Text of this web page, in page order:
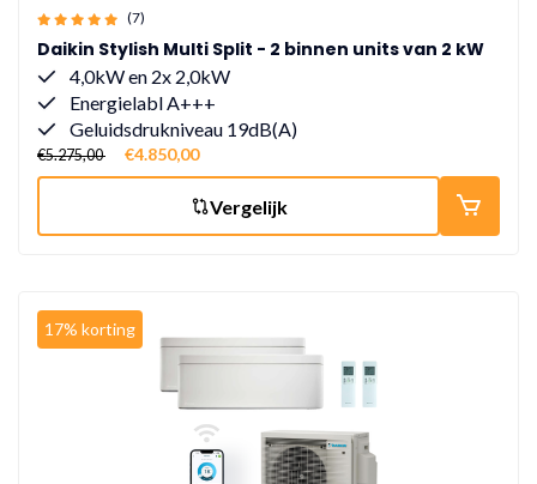
(7)
Daikin Stylish Multi Split - 2 binnen units van 2 kW
4,0kW en 2x 2,0kW
Energielabl A+++
Geluidsdrukniveau 19dB(A)
€5.275,00 €4.850,00
Vergelijk
17% korting